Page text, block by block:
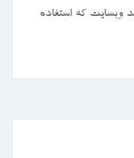
وبسایت که استفاده